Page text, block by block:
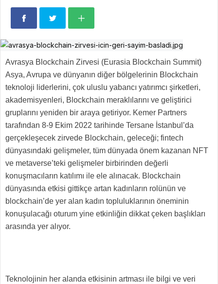
Avrasya Blockchain Zirvesi (Eurasia Blockchain Summit)
Asya, Avrupa ve dünyanın diğer bölgelerinin Blockchain
teknoloji liderlerini, çok uluslu yabancı yatırımcı şirketleri,
akademisyenleri, Blockchain meraklılarını ve geliştirici
gruplarını yeniden bir araya getiriyor. Kemer Partners
tarafından 8-9 Ekim 2022 tarihinde Tersane İstanbul’da
gerçekleşecek zirvede Blockchain, geleceği; fintech
dünyasındaki gelişmeler, tüm dünyada önem kazanan NFT
ve metaverse’teki gelişmeler birbirinden değerli
konuşmacıların katılımı ile ele alınacak. Blockchain
dünyasında etkisi gittikçe artan kadınların rolünün ve
blockchain’de yer alan kadın topluluklarının öneminin
konuşulacağı oturum yine etkinliğin dikkat çeken başlıkları
arasında yer alıyor.
Teknolojinin her alanda etkisinin artması ile bilgi ve veri